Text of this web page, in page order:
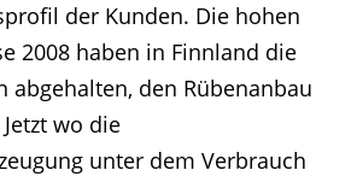
der Kunden. Die hohen
2008 haben in Finnland die
abgehalten, den Rübenanbau
wo die
unter dem Verbrauch